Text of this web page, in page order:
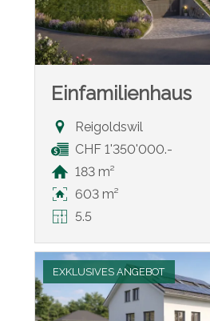
Einfamilienhaus
Reigoldswil
CHF 1'350'000.-
183 m²
603 m²
5.5
EXKLUSIVES ANGEBOT